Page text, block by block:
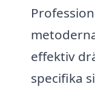
effektiv
specifika